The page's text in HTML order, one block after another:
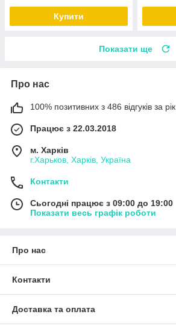
Купити
Показати ще
Про нас
100% позитивних з 486 відгуків за рік
Працює з 22.03.2018
м. Харків
г.Харьков, Харків, Україна
Контакти
Сьогодні працює з 09:00 до 19:00
Показати весь графік роботи
Про нас
Контакти
Доставка та оплата